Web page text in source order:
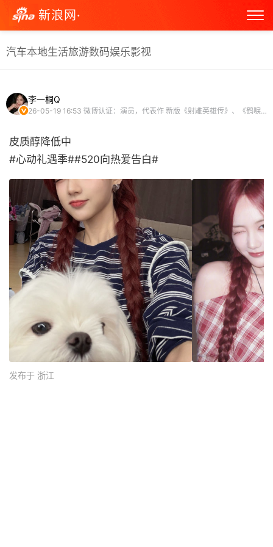
新浪网·
汽车本地生活旅游数码娱乐影视
李一桐Q
26-05-19 16:53 微博认证：演员，代表作 新版《射雕英雄传》、《鹤唳华亭》、《媚者无疆》
皮质醇降低中
#心动礼遇季##520向热爱告白# ​
发布于 浙江